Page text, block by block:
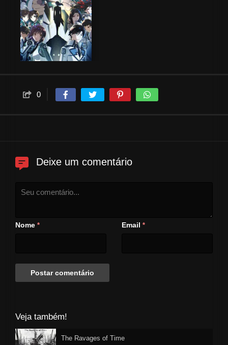
0
Deixe um comentário
Nome * Email *
Veja também!
The Ravages of Time